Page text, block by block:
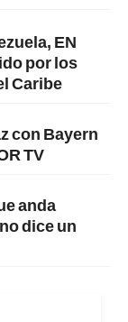
EN
por los
Caribe
con Bayern
TV
anda
dice un